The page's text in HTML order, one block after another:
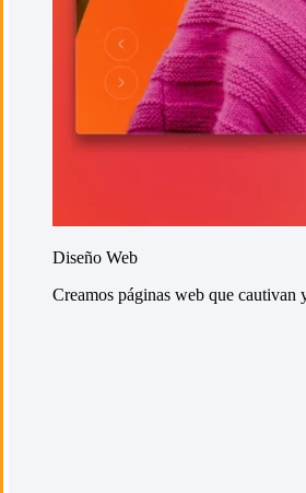
Diseño Web
Creamos páginas web que cautivan